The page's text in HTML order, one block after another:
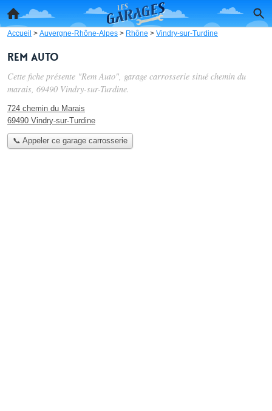
Accueil > Auvergne-Rhône-Alpes > Rhône > Vindry-sur-Turdine
Rem Auto
Cette fiche présente "Rem Auto", garage carrosserie situé chemin du
marais, 69490 Vindry-sur-Turdine.
724 chemin du Marais
69490 Vindry-sur-Turdine
📞 Appeler ce garage carrosserie